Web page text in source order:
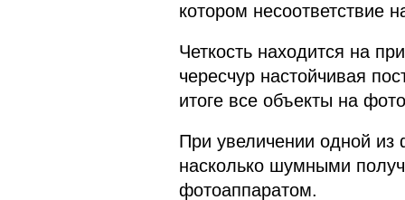
котором несоответствие
Четкость находится на
чересчур настойчивая
итоге все объекты на
При увеличении одной из
насколько шумными
фотоаппаратом.